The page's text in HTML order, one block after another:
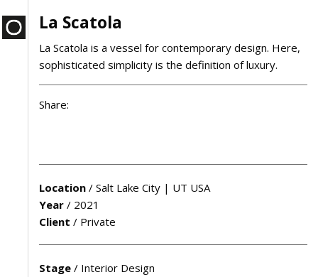
La Scatola
La Scatola is a vessel for contemporary design. Here,
sophisticated simplicity is the definition of luxury.
Share:
Location / Salt Lake City | UT USA
Year / 2021
Client / Private
Stage / Interior Design